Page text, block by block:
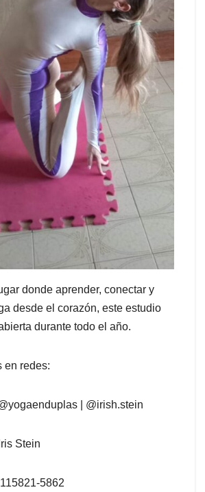
donde aprender, conectar y
desde el corazón, este estudio
durante todo el año.
en redes:
| @irish.stein
Stein
5862